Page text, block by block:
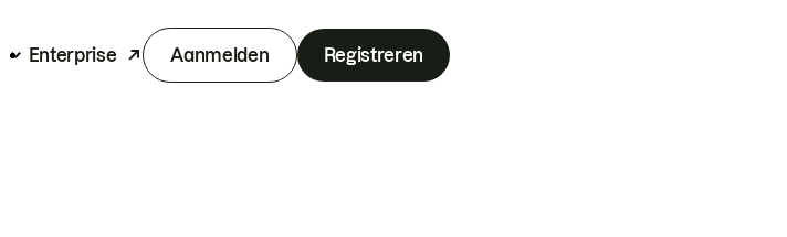
Enterprise Aanmelden Registreren